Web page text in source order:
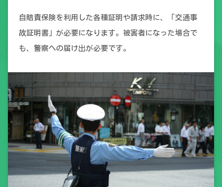
自賠責保険を利用した各種証明や請求時に、「交通事
故証明書」が必要になります。被害者になった場合で
も、警察への届け出が必要です。